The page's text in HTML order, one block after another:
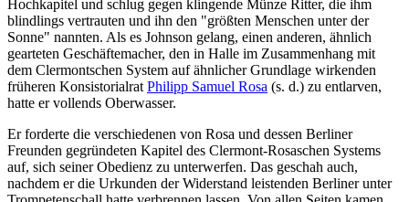
Hochkapitel und schlug gegen klingende Münze Ritter, die ihm
blindlings vertrauten und ihn den "größten Menschen unter der
Sonne" nannten. Als es Johnson gelang, einen anderen, ähnlich
gearteten Geschäftemacher, den in Halle im Zusammenhang mit
dem Clermontschen System auf ähnlicher Grundlage wirkenden
früheren KonsistorialratPhilipp Samuel Rosa (s. d.) zu entlarven,
hatte er vollends Oberwasser.
Er forderte die verschiedenen von Rosa und dessen Berliner
Freunden gegründeten Kapitel des Clermont-Rosaschen Systems
auf, sich seiner Obedienz zu unterwerfen. Das geschah auch,
nachdem er die Urkunden der Widerstand leistenden Berliner unter